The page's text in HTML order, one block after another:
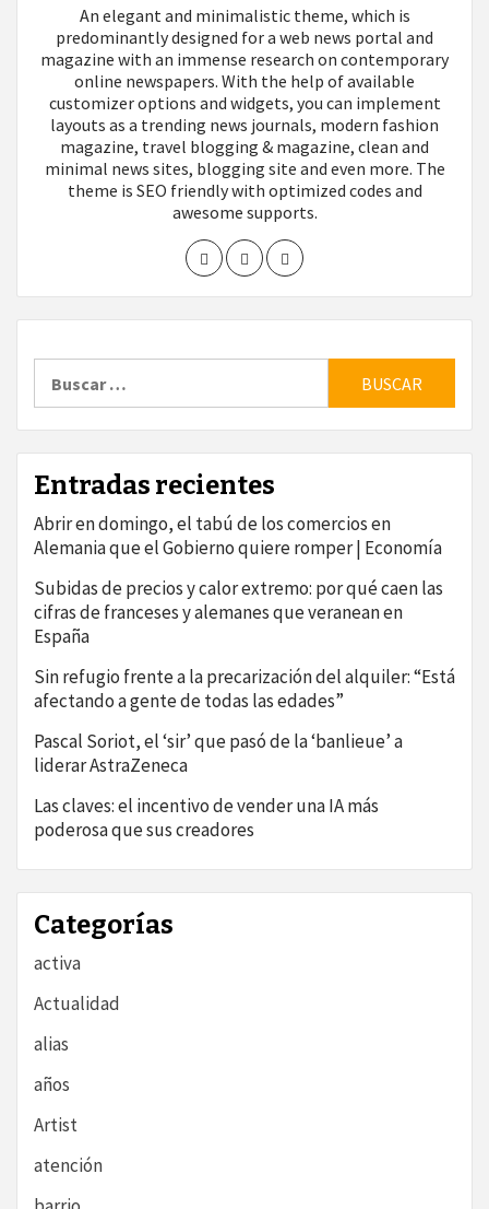
An elegant and minimalistic theme, which is
predominantly designed for a web news portal and
magazine with an immense research on contemporary
online newspapers. With the help of available
customizer options and widgets, you can implement
layouts as a trending news journals, modern fashion
magazine, travel blogging & magazine, clean and
minimal news sites, blogging site and even more. The
theme is SEO friendly with optimized codes and
awesome supports.
Entradas recientes
Abrir en domingo, el tabú de los comercios en
Alemania que el Gobierno quiere romper | Economía
Subidas de precios y calor extremo: por qué caen las
cifras de franceses y alemanes que veranean en
España
Sin refugio frente a la precarización del alquiler: “Está
afectando a gente de todas las edades”
Pascal Soriot, el ‘sir’ que pasó de la ‘banlieue’ a
liderar AstraZeneca
Las claves: el incentivo de vender una IA más
poderosa que sus creadores
Categorías
activa
Actualidad
alias
años
Artist
atención